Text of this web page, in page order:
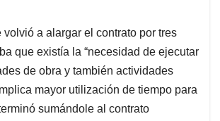
volvió a alargar el contrato por tres
que existía la “necesidad de ejecutar
de obra y también actividades
mayor utilización de tiempo para
sumándole al contrato